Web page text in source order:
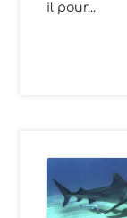
il pour...